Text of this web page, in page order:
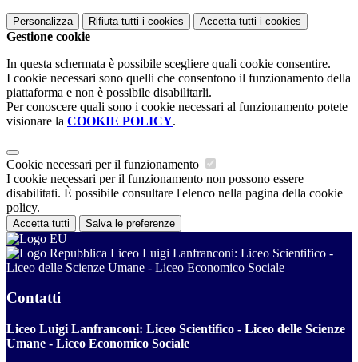
Personalizza Rifiuta tutti i cookies Accetta tutti i cookies
Gestione cookie
In questa schermata è possibile scegliere quali cookie consentire.
I cookie necessari sono quelli che consentono il funzionamento della
piattaforma e non è possibile disabilitarli.
Per conoscere quali sono i cookie necessari al funzionamento potete
visionare la COOKIE POLICY.
Cookie necessari per il funzionamento
I cookie necessari per il funzionamento non possono essere
disabilitati. È possibile consultare l'elenco nella pagina della cookie
policy.
Accetta tutti Salva le preferenze
Liceo Luigi Lanfranconi: Liceo Scientifico -
Liceo delle Scienze Umane - Liceo Economico Sociale
Contatti
Liceo Luigi Lanfranconi: Liceo Scientifico - Liceo delle Scienze
Umane - Liceo Economico Sociale